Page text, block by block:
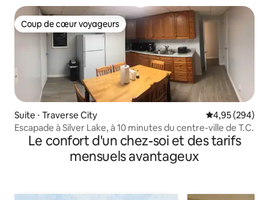
Coup de cœur voyageurs
Coup de cœur voyageurs
Suite ⋅ Traverse City Évaluation
4,95 (294)
Escapade à Silver Lake, à 10 minutes du centre-ville de T.C.
Le confort d'un chez-soi et des tarifs
mensuels avantageux